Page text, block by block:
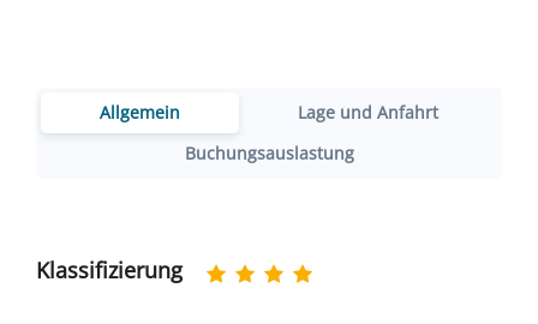
Allgemein
Lage und Anfahrt
Buchungsauslastung
Klassifizierung